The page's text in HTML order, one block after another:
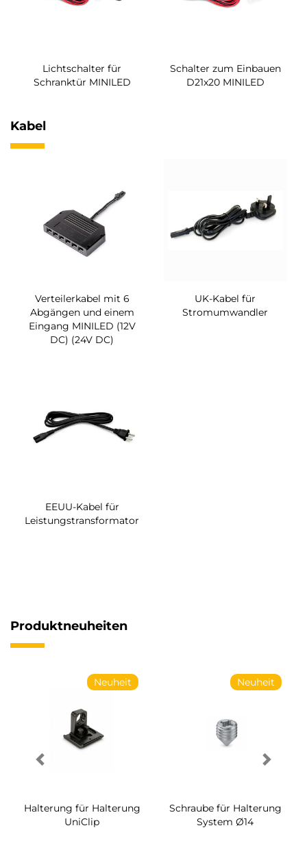
Lichtschalter für
Schranktür MINILED
Schalter zum Einbauen
D21x20 MINILED
Kabel
Verteilerkabel mit 6
Abgängen und einem
Eingang MINILED (12V
DC) (24V DC)
UK-Kabel für
Stromumwandler
EEUU-Kabel für
Leistungstransformator
Produktneuheiten
Neuheit
Halterung für Halterung
UniClip
Neuheit
Schraube für Halterung
System Ø14